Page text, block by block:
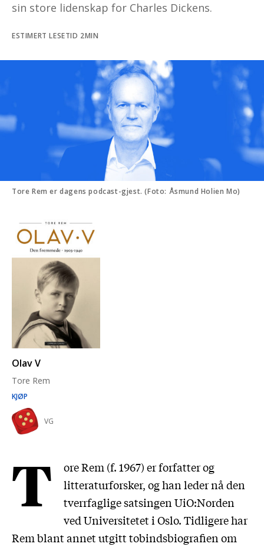
sin store lidenskap for Charles Dickens.
ESTIMERT LESETID 2MIN
Tore Rem er dagens podcast-gjest. (Foto: Åsmund Holien Mo)
Olav V
Tore Rem
KJØP
VG
T
ore Rem (f. 1967) er forfatter og
litteraturforsker, og han leder nå den
tverrfaglige satsingen UiO:Norden
ved Universitetet i Oslo. Tidligere har
Rem blant annet utgitt tobindsbiografien om